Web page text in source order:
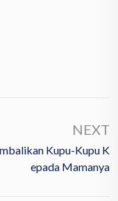
NEXT
Kupu-Kupu K
Epada Mamanya